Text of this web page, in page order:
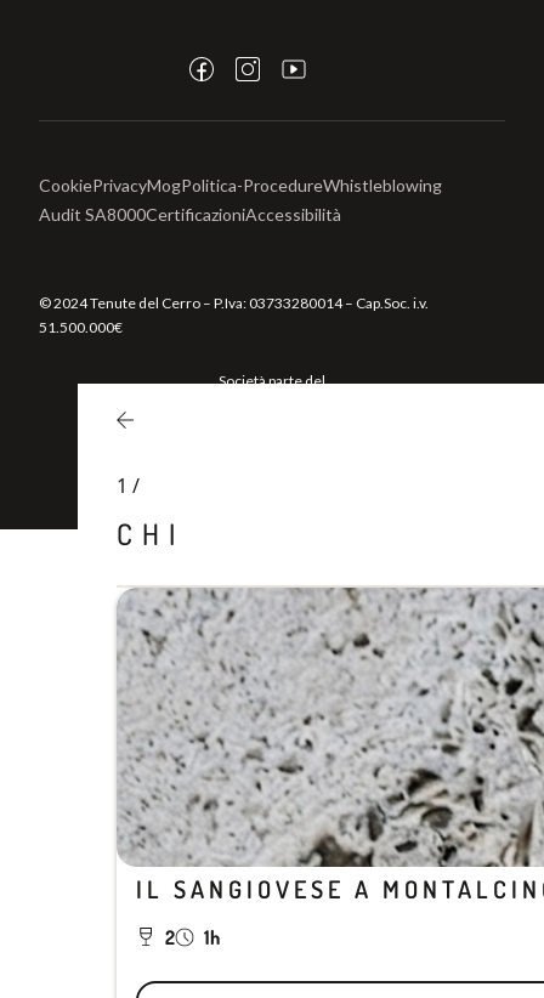
1 /
CHI
IL SANGIOVESE A
2 1h
CookiePrivacyMogPolitica-ProcedureWhistleblowing
Audit SA8000CertificazioniAccessibilità
Società parte del
© 2024 Tenute del Cerro – P.Iva:03733280014– Cap.Soc. i.v.
51.500.000€